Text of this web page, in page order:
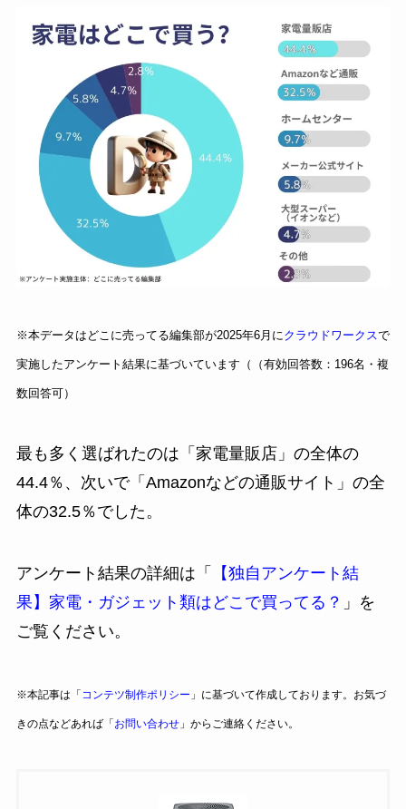
※本データはどこに売ってる編集部が2025年6月にクラウドワークスで
実施したアンケート結果に基づいています（（有効回答数：196名・複
数回答可）
最も多く選ばれたのは「家電量販店」の全体の
44.4％、次いで「Amazonなどの通販サイト」の全
体の32.5％でした。
アンケート結果の詳細は「
【独自アンケート結
果】家電・ガジェット類はどこで買ってる？ 」を
ご覧ください。
※本記事は「 コンテツ制作ポリシー 」に基づいて作成しております。お気づ
きの点などあれば「お問い合わせ」からご連絡ください。